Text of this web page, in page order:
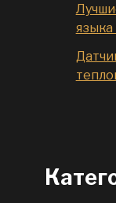
языка